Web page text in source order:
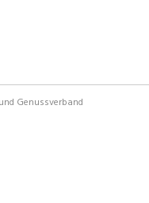
Genussverband